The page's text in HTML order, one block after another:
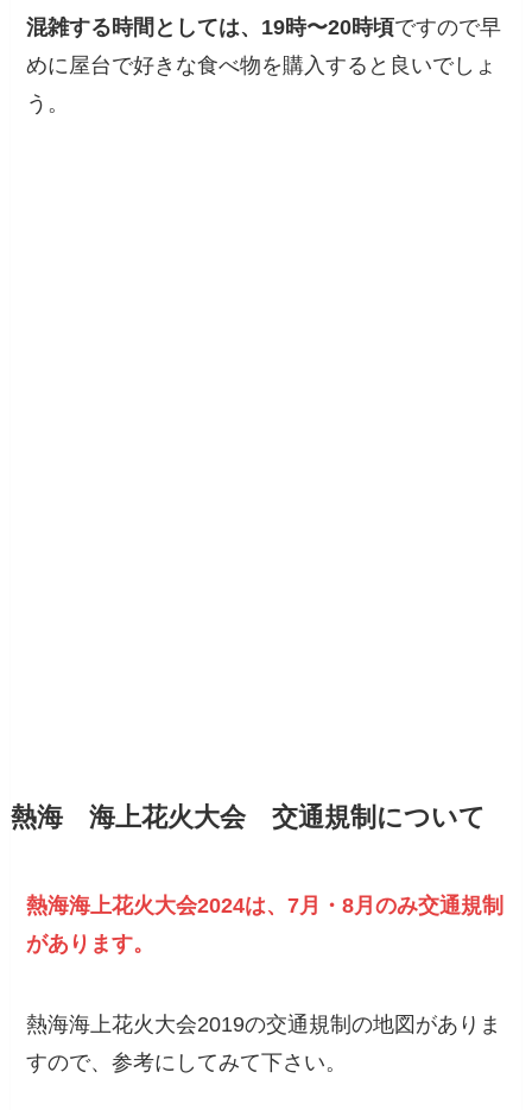
混雑する時間としては、19時〜20時頃ですので早
めに屋台で好きな食べ物を購入すると良いでしょ
う。
熱海 海上花火大会 交通規制について
熱海海上花火大会2024は、7月・8月のみ交通規制
があります。
熱海海上花火大会2019の交通規制の地図がありま
すので、参考にしてみて下さい。